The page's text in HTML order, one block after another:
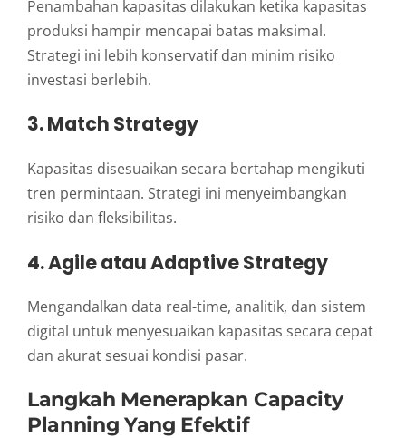
Penambahan kapasitas dilakukan ketika kapasitas
produksi hampir mencapai batas maksimal.
Strategi ini lebih konservatif dan minim risiko
investasi berlebih.
3. Match Strategy
Kapasitas disesuaikan secara bertahap mengikuti
tren permintaan. Strategi ini menyeimbangkan
risiko dan fleksibilitas.
4. Agile atau Adaptive Strategy
Mengandalkan data real-time, analitik, dan sistem
digital untuk menyesuaikan kapasitas secara cepat
dan akurat sesuai kondisi pasar.
Langkah Menerapkan Capacity
Planning Yang Efektif